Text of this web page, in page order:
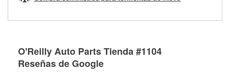
partes de reemplazo correctas para tu reparación.
O'Reilly Auto Parts Tienda #1104
Reseñas de Google